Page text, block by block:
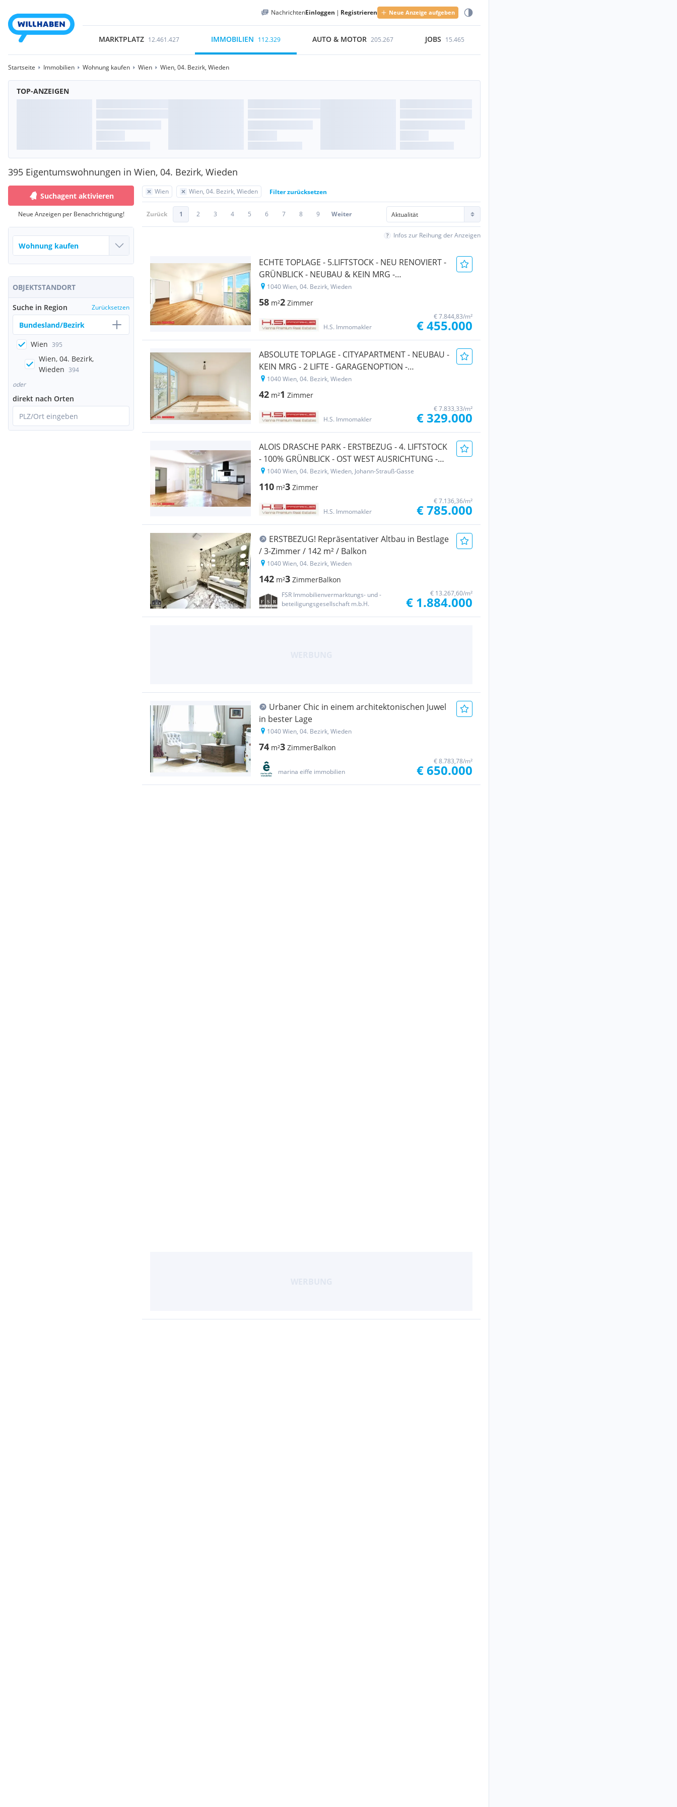
NachrichtenEinloggen | Registrieren Neue Anzeige aufgeben
MARKTPLATZ 12.461.427 IMMOBILIEN 112.329 AUTO & MOTOR 205.267 JOBS 15.465
Startseite Immobilien Wohnung kaufen Wien Wien, 04. Bezirk, Wieden
TOP-ANZEIGEN
395 Eigentumswohnungen in Wien, 04. Bezirk, Wieden
Suchagent aktivieren
Neue Anzeigen per Benachrichtigung!
OBJEKTSTANDORT
Suche in Region Zurücksetzen
Bundesland/Bezirk
Wien 395
Wien, 04. Bezirk,
Wieden 394
oder
direkt nach Orten
PLZ/Ort eingeben
Wien Wien, 04. Bezirk, Wieden Filter zurücksetzen
Zurück 1 2 3 4 5 6 7 8 9 Weiter
Infos zur Reihung der Anzeigen
ECHTE TOPLAGE - 5.LIFTSTOCK - NEU RENOVIERT -
GRÜNBLICK - NEUBAU & KEIN MRG -
GARAGENOPTION
1040 Wien, 04. Bezirk, Wieden
58 m²2 Zimmer
H.S. Immomakler
€ 7.844,83/m²
€ 455.000
ABSOLUTE TOPLAGE - CITYAPARTMENT - NEUBAU -
KEIN MRG - 2 LIFTE - GARAGENOPTION -
GRÜNBLICK
1040 Wien, 04. Bezirk, Wieden
42 m²1 Zimmer
H.S. Immomakler
€ 7.833,33/m²
€ 329.000
ALOIS DRASCHE PARK - ERSTBEZUG - 4. LIFTSTOCK
- 100% GRÜNBLICK - OST WEST AUSRICHTUNG -
THERMISCH SANIERTES HAUS
1040 Wien, 04. Bezirk, Wieden, Johann-Strauß-Gasse
110 m²3 Zimmer
H.S. Immomakler
€ 7.136,36/m²
€ 785.000
ERSTBEZUG! Repräsentativer Altbau in Bestlage
/ 3-Zimmer / 142 m² / Balkon
1040 Wien, 04. Bezirk, Wieden
142 m²3 ZimmerBalkon
FSR Immobilienvermarktungs- und -
beteiligungsgesellschaft m.b.H.
€ 13.267,60/m²
€ 1.884.000
Urbaner Chic in einem architektonischen Juwel
in bester Lage
1040 Wien, 04. Bezirk, Wieden
74 m²3 ZimmerBalkon
marina eiffe immobilien
€ 8.783,78/m²
€ 650.000